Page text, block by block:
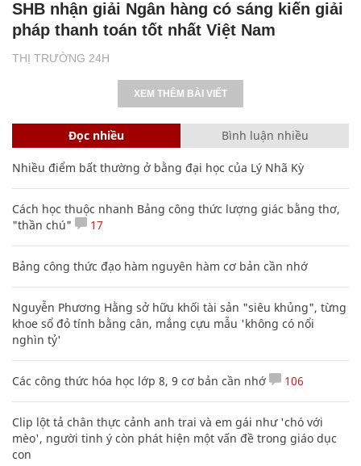
THỊ TRƯỜNG 24H
SHB nhận giải Ngân hàng có sáng kiến giải
pháp thanh toán tốt nhất Việt Nam
XEM THÊM BÀI VIẾT
Đọc nhiều Bình luận nhiều
Nhiều điểm bất thường ở bằng đại học của Lý Nhã Kỳ
Cách học thuộc nhanh Bảng công thức lượng giác bằng thơ,
"thần chú"
17
Bảng công thức đạo hàm nguyên hàm cơ bản cần nhớ
Nguyễn Phương Hằng sở hữu khối tài sản "siêu khủng", từng
khoe sổ đỏ tính bằng cân, mắng cựu mẫu 'không có nổi
nghìn tỷ'
Các công thức hóa học lớp 8, 9 cơ bản cần nhớ 106
Clip lột tả chân thực cảnh anh trai và em gái như 'chó với
mèo', người tinh ý còn phát hiện một vấn đề trong giáo dục
con